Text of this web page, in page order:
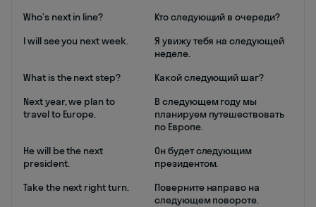
Who’s next in line?
Кто следующий в очереди?
I will see you next week.
Я увижу тебя на следующей
неделе.
What is the next step?
Какой следующий шаг?
Next year, we plan to
travel to Europe.
В следующем году мы
планируем путешествовать
по Европе.
He will be the next
president.
Он будет следующим
президентом.
Take the next right turn.
Поверните направо на
следующем повороте.